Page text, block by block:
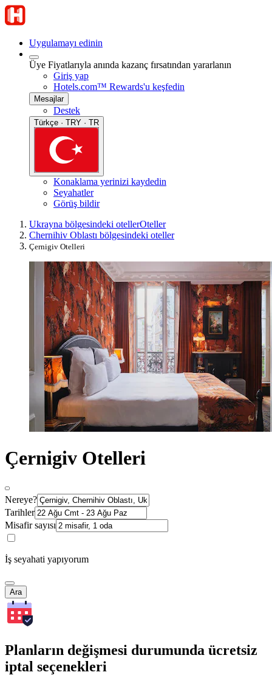
Uygulamayı edinin
Üye Fiyatlarıyla anında kazanç fırsatından yararlanın
Giriş yap
Hotels.com™ Rewards'u keşfedin
Mesajlar
Destek
Türkçe · TRY · TR
Konaklama yerinizi kaydedin
Seyahatler
Görüş bildir
Ukrayna bölgesindeki otellerOteller
Chernihiv Oblastı bölgesindeki oteller
Çernigiv Otelleri
Çernigiv Otelleri
Nereye?
Tarihler
Misafir sayısı
İş seyahati yapıyorum
Ara
Planların değişmesi durumunda ücretsiz
iptal seçenekleri